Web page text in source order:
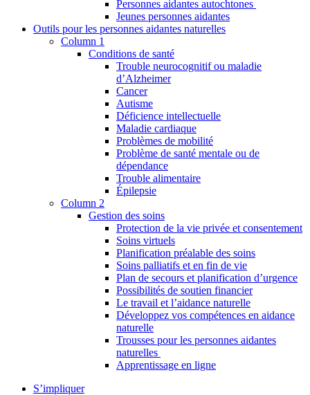
Personnes aidantes autochtones
Jeunes personnes aidantes
Outils pour les personnes aidantes naturelles
Column 1
Conditions de santé
Trouble neurocognitif ou maladie
d’Alzheimer
Cancer
Autisme
Déficience intellectuelle
Maladie cardiaque
Problèmes de mobilité
Problème de santé mentale ou de
dépendance
Trouble alimentaire
Épilepsie
Column 2
Gestion des soins
Protection de la vie privée et consentement
Soins virtuels
Planification préalable des soins
Soins palliatifs et en fin de vie
Plan de secours et planification d’urgence
Possibilités de soutien financier
Le travail et l’aidance naturelle
Développez vos compétences en aidance
naturelle
Trousses pour les personnes aidantes
naturelles
Apprentissage en ligne
S’impliquer